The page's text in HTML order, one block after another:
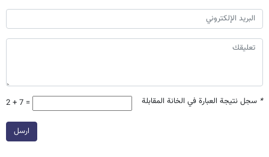
* سجل نتيجة العبارة في الخانة المقابلة 2 + 7 =
ارسل